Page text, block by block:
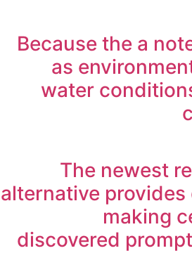
Because the a
as
water
The newest
alternative
making
discovered